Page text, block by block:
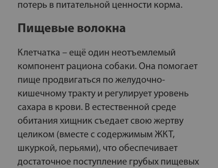
потерь в питательной ценности корма.
Пищевые волокна
Клетчатка – ещё один неотъемлемый
компонент рациона собаки. Она помогает
пище продвигаться по желудочно-
кишечному тракту и регулирует уровень
сахара в крови. В естественной среде
обитания хищник съедает свою жертву
целиком (вместе с содержимым ЖКТ,
шкуркой, перьями), что обеспечивает
достаточное поступление грубых пищевых